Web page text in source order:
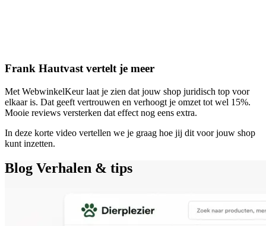
Frank Hautvast vertelt je meer
Met WebwinkelKeur laat je zien dat jouw shop juridisch top voor
elkaar is. Dat geeft vertrouwen en verhoogt je omzet tot wel 15%.
Mooie reviews versterken dat effect nog eens extra.
In deze korte video vertellen we je graag hoe jij dit voor jouw shop
kunt inzetten.
Blog Verhalen & tips